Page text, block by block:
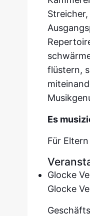
flüstern,
Es
Für
Glocke
Glocke